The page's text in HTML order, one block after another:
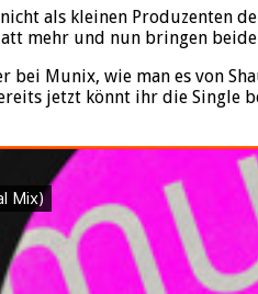
als kleinen Produzenten
mehr und nun bringen
Munix, wie man es von
jetzt könnt ihr die